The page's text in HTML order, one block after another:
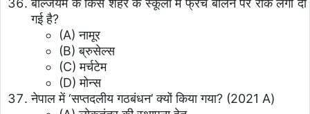
गई है?
(A) नामूर
(B) ब्रुसेल्स
(C) मर्चटेम
(D) मोन्स
नेपाल में ‘सप्तदलीय गठबंधन’ क्यों किया गया? (2021 A)